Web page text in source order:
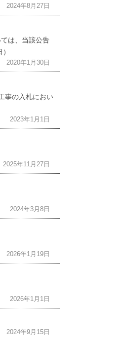
2024年8月27日
は、当該公告
2020年1月30日
事の入札におい
2023年1月1日
2025年11月27日
2024年3月8日
2026年1月19日
2026年1月1日
2024年9月15日